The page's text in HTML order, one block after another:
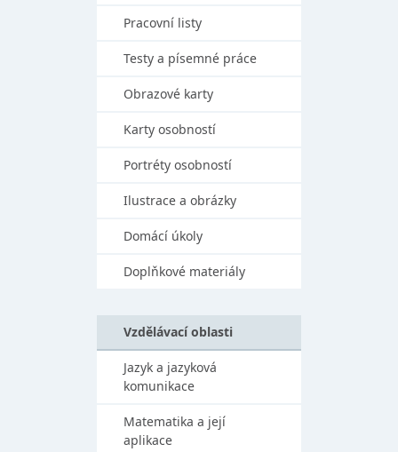
Pracovní listy
Testy a písemné práce
Obrazové karty
Karty osobností
Portréty osobností
Ilustrace a obrázky
Domácí úkoly
Doplňkové materiály
Vzdělávací oblasti
Jazyk a jazyková
komunikace
Matematika a její
aplikace